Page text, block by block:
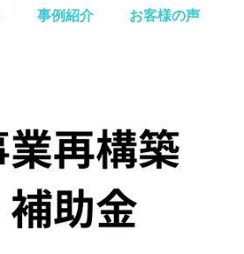
事例紹介 お客様の声